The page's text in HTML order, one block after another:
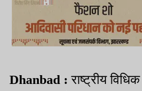
Dhanbad :राष्ट्रीय